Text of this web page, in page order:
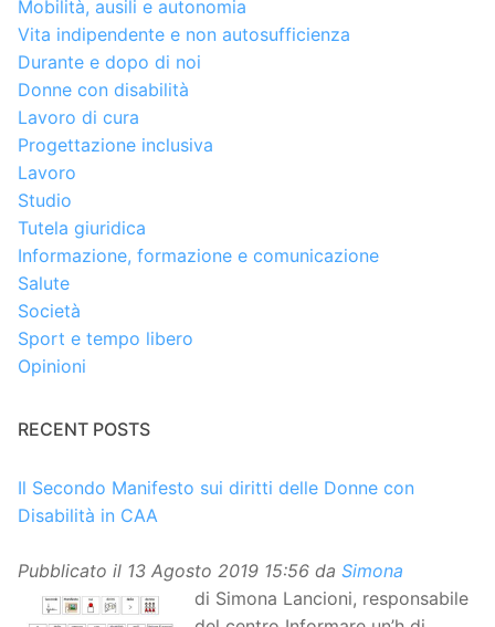
Mobilità, ausili e autonomia
Vita indipendente e non autosufficienza
Durante e dopo di noi
Donne con disabilità
Lavoro di cura
Progettazione inclusiva
Lavoro
Studio
Tutela giuridica
Informazione, formazione e comunicazione
Salute
Società
Sport e tempo libero
Opinioni
RECENT POSTS
Il Secondo Manifesto sui diritti delle Donne con
Disabilità in CAA
Pubblicato il 13 Agosto 2019 15:56 da Simona
di Simona Lancioni, responsabile